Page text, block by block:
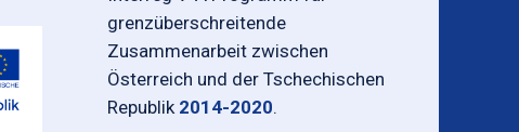
grenzüberschreitende
Zusammenarbeit zwischen
Österreich und der Tschechischen
Republik 2014-2020.